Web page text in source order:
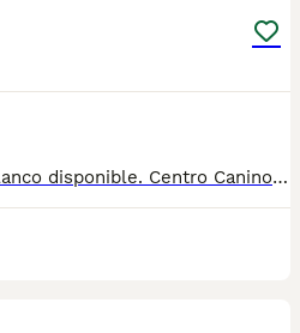
Precioso macho Golden blanco disponible. Centro Canino Vallbonica es mucho más que un centro de cría , es una familia comprometida con el bienestar animal y la cria responsable, por ello todos nuestros bebés nacen y se crían en nuestras instalaciones , asegurando así un correcto desarrollo y una magnífica socialización, consiguiendo en cada ejemplar un carácter juguetón y extrovertido algo primordial para su adaptación como un miembro más en tu familia . Se entregan con el carnet de vacunas con el plan correspondiente a su edad , desparasitados y microchip implantado y activado en registro de Anicom. Facilitamos junto al cachorro contrato de compra con garantías víricas de 15 días y congénitas de 1 año . Contamos con un gran equipo de profesionales entre los que se encuentran educadores, auxiliares y Veterinarios ofreciendo los controles sanitarios necesarios así como continua vigilancia asegurando su bienestar . Hacemos envíos a toda España con empresa de transporte privado, proporcionando un viaje confortable y ofreciendo las atenciones necesarias a nuestros bebés . Si estás interesado en alguno de nuestros ejemplares solicita información sin compromiso al 722269698 . También atendemos vía WhatsApp . PRECIO REAL ( incluye el IVA) . Núcleo zoológico B2501315